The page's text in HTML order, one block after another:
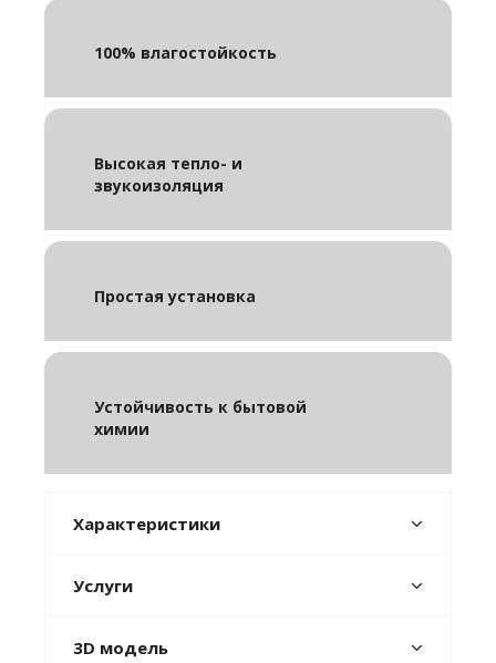
100% влагостойкость
Высокая тепло- и
звукоизоляция
Простая установка
Устойчивость к бытовой
химии
Характеристики
Услуги
3D модель